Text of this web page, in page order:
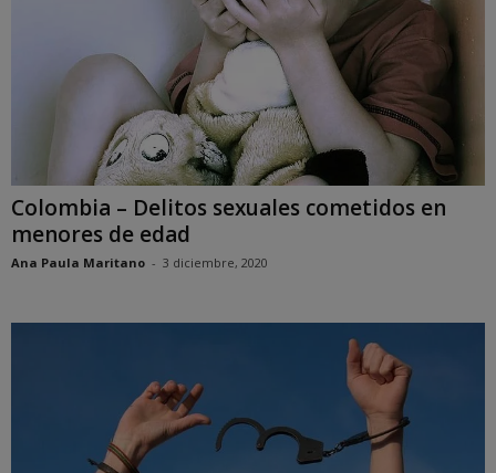
Colombia – Delitos sexuales cometidos en
menores de edad
Ana Paula Maritano - 3 diciembre, 2020